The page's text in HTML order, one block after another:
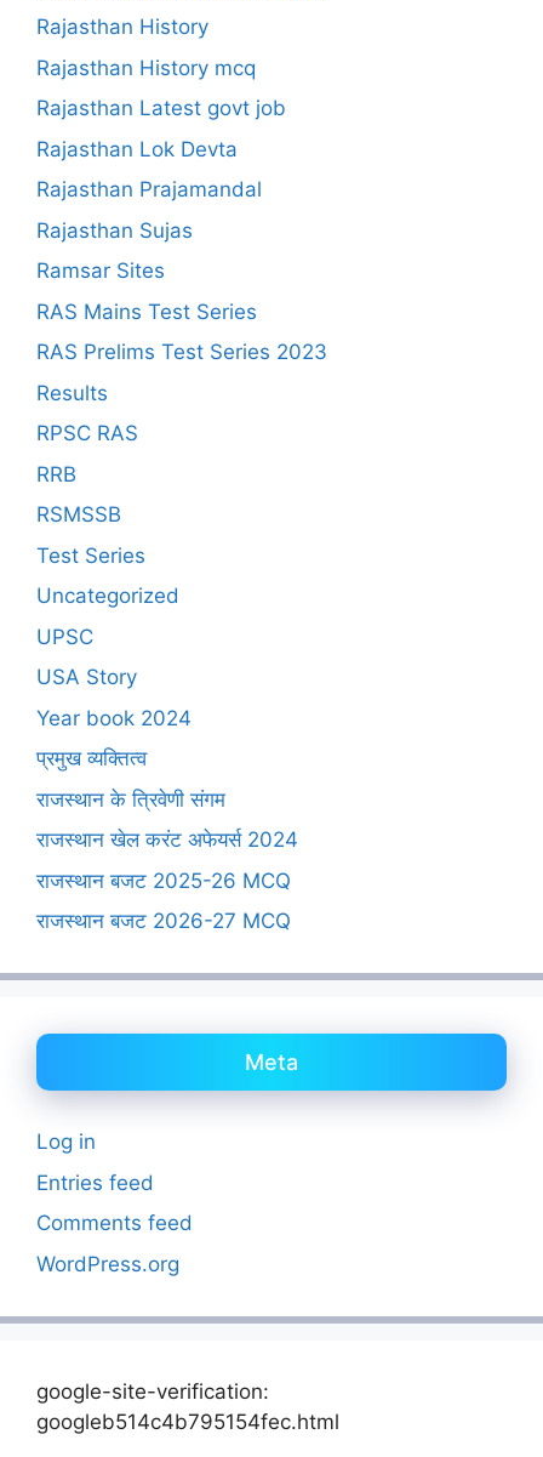
Rajasthan History
Rajasthan History mcq
Rajasthan Latest govt job
Rajasthan Lok Devta
Rajasthan Prajamandal
Rajasthan Sujas
Ramsar Sites
RAS Mains Test Series
RAS Prelims Test Series 2023
Results
RPSC RAS
RRB
RSMSSB
Test Series
Uncategorized
UPSC
USA Story
Year book 2024
प्रमुख व्यक्तित्व
राजस्थान के त्रिवेणी संगम
राजस्थान खेल करंट अफेयर्स 2024
राजस्थान बजट 2025-26 MCQ
राजस्थान बजट 2026-27 MCQ
Meta
Log in
Entries feed
Comments feed
WordPress.org
google-site-verification:
googleb514c4b795154fec.html